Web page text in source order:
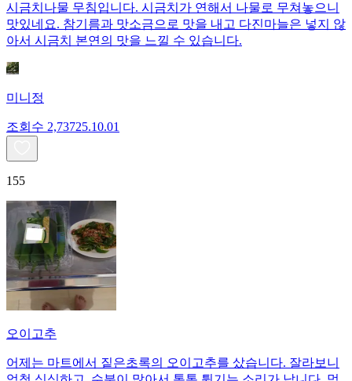
시금치나물 무침입니다. 시금치가 연해서 나물로 무쳐놓으니
맛있네요. 참기름과 맛소금으로 맛을 내고 다진마늘은 넣지 않
아서 시금치 본연의 맛을 느낄 수 있습니다.
미니정
조회수 2,73725.10.01
155
오이고추
어제는 마트에서 짙은초록의 오이고추를 샀습니다. 잘라보니